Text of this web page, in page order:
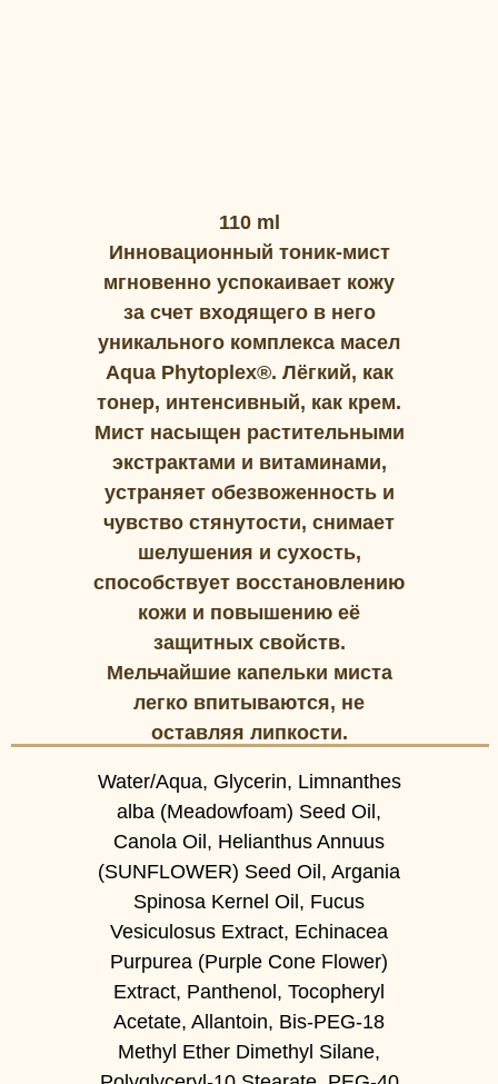
Water/Aqua, Glycerin, Limnanthes
alba (Meadowfoam) Seed Oil,
Canola Oil, Helianthus Annuus
(SUNFLOWER) Seed Oil, Argania
Spinosa Kernel Oil, Fucus
Vesiculosus Extract, Echinacea
Purpurea (Purple Cone Flower)
Extract, Panthenol, Tocopheryl
Acetate, Allantoin, Bis-PEG-18
Methyl Ether Dimethyl Silane,
110 ml
Инновационный тоник-мист
мгновенно успокаивает кожу
за счет входящего в него
уникального комплекса масел
Aqua Phytoplex®. Лёгкий, как
тонер, интенсивный, как крем.
Мист насыщен растительными
экстрактами и витаминами,
устраняет обезвоженность и
чувство стянутости, снимает
шелушения и сухость,
способствует восстановлению
кожи и повышению её
защитных свойств.
Мельчайшие капельки миста
легко впитываются, не
оставляя липкости.